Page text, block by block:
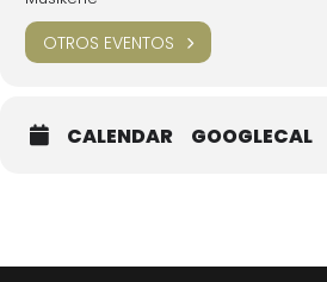
OTROS EVENTOS
CALENDAR GOOGLECAL